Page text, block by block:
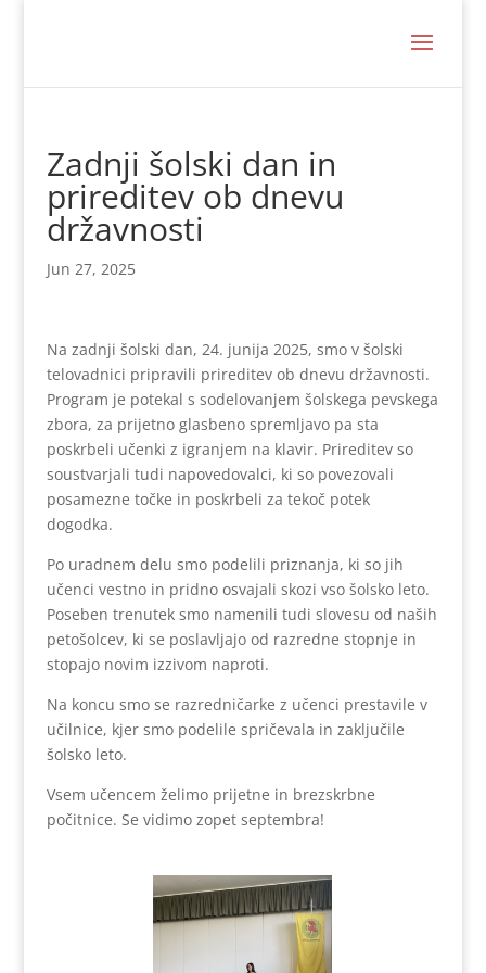
Zadnji šolski dan in
prireditev ob dnevu
državnosti
Jun 27, 2025
Na zadnji šolski dan, 24. junija 2025, smo v šolski
telovadnici pripravili prireditev ob dnevu državnosti.
Program je potekal s sodelovanjem šolskega pevskega
zbora, za prijetno glasbeno spremljavo pa sta
poskrbeli učenki z igranjem na klavir. Prireditev so
soustvarjali tudi napovedovalci, ki so povezovali
posamezne točke in poskrbeli za tekoč potek
dogodka.
Po uradnem delu smo podelili priznanja, ki so jih
učenci vestno in pridno osvajali skozi vso šolsko leto.
Poseben trenutek smo namenili tudi slovesu od naših
petošolcev, ki se poslavljajo od razredne stopnje in
stopajo novim izzivom naproti.
Na koncu smo se razredničarke z učenci prestavile v
učilnice, kjer smo podelile spričevala in zaključile
šolsko leto.
Vsem učencem želimo prijetne in brezskrbne
počitnice. Se vidimo zopet septembra!